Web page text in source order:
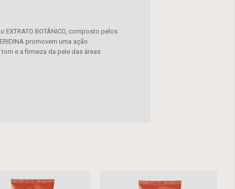
BOTÂNICO, composto pelos
promovem uma ação
e a firmeza da pele das áreas